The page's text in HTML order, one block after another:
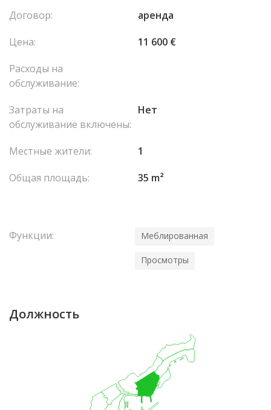
Договор:
аренда
Цена:
11 600 €
Расходы на
обслуживание:
Затраты на
обслуживание включены:
Нет
Местные жители:
1
Общая площадь:
35 m²
Функции: Меблированная
Просмотры
Должность